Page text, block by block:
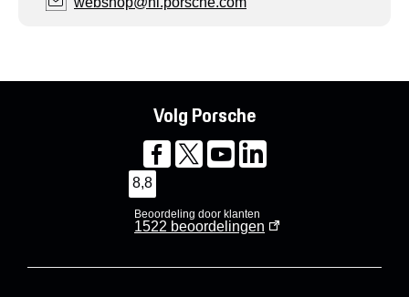
Volg Porsche
8,8
Beoordeling door klanten
1522 beoordelingen